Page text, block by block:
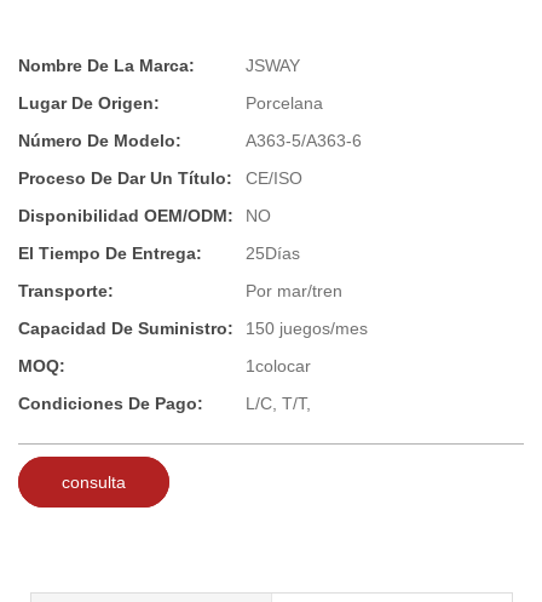
Nombre De La Marca:
JSWAY
Lugar De Origen:
Porcelana
Número De Modelo:
A363-5/A363-6
Proceso De Dar Un Título:
CE/ISO
Disponibilidad OEM/ODM:
NO
El Tiempo De Entrega:
25Días
Transporte:
Por mar/tren
Capacidad De Suministro:
150 juegos/mes
MOQ:
1colocar
Condiciones De Pago:
L/C, T/T,
consulta